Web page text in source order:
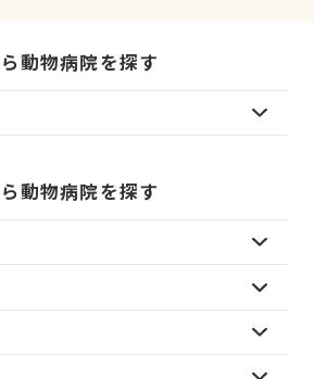
動物病院を探す
動物病院を探す